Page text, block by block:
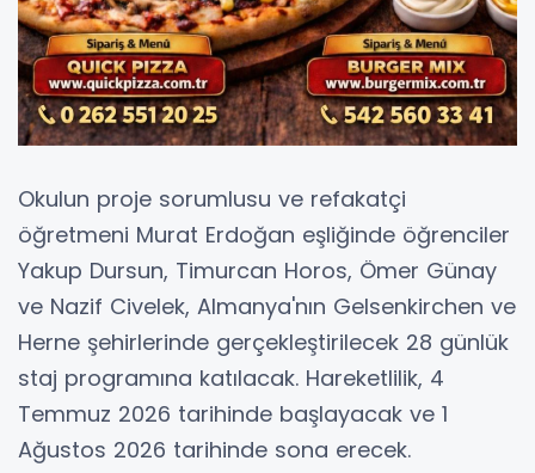
Okulun proje sorumlusu ve refakatçi
öğretmeni Murat Erdoğan eşliğinde öğrenciler
Yakup Dursun, Timurcan Horos, Ömer Günay
ve Nazif Civelek, Almanya'nın Gelsenkirchen ve
Herne şehirlerinde gerçekleştirilecek 28 günlük
staj programına katılacak. Hareketlilik, 4
Temmuz 2026 tarihinde başlayacak ve 1
Ağustos 2026 tarihinde sona erecek.